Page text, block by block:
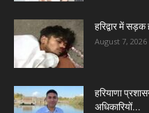
हरिद्वार में
August 7, 2026
हरियाणा
अधिकारियों...